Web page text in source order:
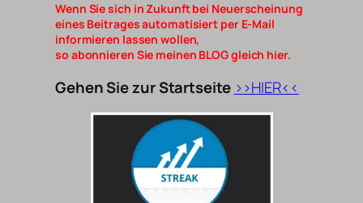
Wenn Sie sich in Zukunft bei Neuerscheinung
eines Beitrages automatisiert per E-Mail
informieren lassen wollen,
so abonnieren Sie meinen BLOG gleich hier.
Gehen Sie zur Startseite >>HIER<<